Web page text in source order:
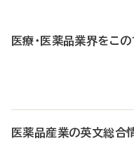
医療・医薬品業界をこ
医薬品産業の英文総合